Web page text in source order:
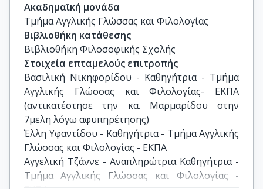
Ακαδημαϊκή μονάδα
Τμήμα Αγγλικής Γλώσσας και Φιλολογίας
Βιβλιοθήκη κατάθεσης
Βιβλιοθήκη Φιλοσοφικής Σχολής
Στοιχεία επταμελούς επιτροπής
Βασιλική Νικηφορίδου - Καθηγήτρια - Τμήμα
Αγγλικής Γλώσσας και Φιλολογίας- ΕΚΠΑ
(αντικατέστησε την κα. Μαρμαρίδου στην
7μελη λόγω αφυπηρέτησης)
Έλλη Υφαντίδου - Καθηγήτρια - Τμήμα Αγγλικής
Γλώσσας και Φιλολογίας - ΕΚΠΑ
Αγγελική Τζάννε - Αναπληρώτρια Καθηγήτρια -
Τμήμα Αγγλικής Γλώσσας και Φιλολογίας -